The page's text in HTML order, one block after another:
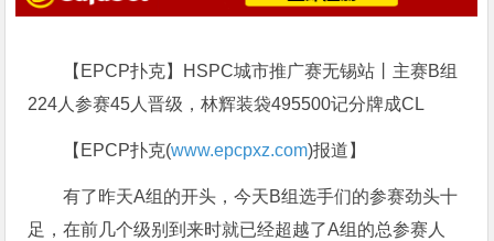
【EPCP扑克】HSPC城市推广赛无锡站丨主赛B组
224人参赛45人晋级，林辉装袋495500记分牌成CL
【EPCP扑克(www.epcpxz.com)报道】
有了昨天A组的开头，今天B组选手们的参赛劲头十
足，在前几个级别到来时就已经超越了A组的总参赛人